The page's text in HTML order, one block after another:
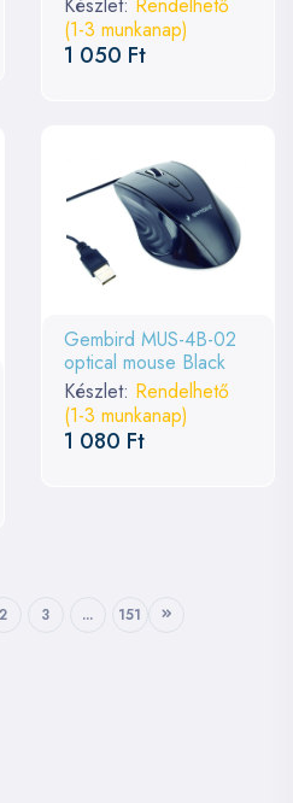
(1-3 munkanap)
1 050 Ft
Gembird MUS-4B-02
optical mouse Black
Készlet: Rendelhető
(1-3 munkanap)
1 080 Ft
2 3 ... 151